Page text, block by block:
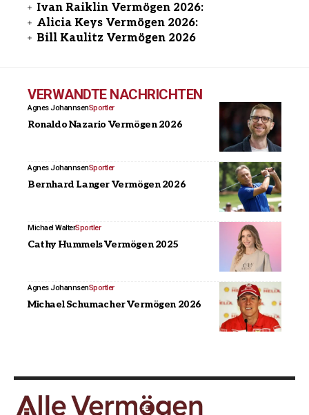
Ivan Raiklin Vermögen 2026:
Alicia Keys Vermögen 2026:
Bill Kaulitz Vermögen 2026
VERWANDTE NACHRICHTEN
Agnes JohannsenSportler
Ronaldo Nazario Vermögen 2026
Agnes JohannsenSportler
Bernhard Langer Vermögen 2026
Michael WalterSportler
Cathy Hummels Vermögen 2025
Agnes JohannsenSportler
Michael Schumacher Vermögen 2026